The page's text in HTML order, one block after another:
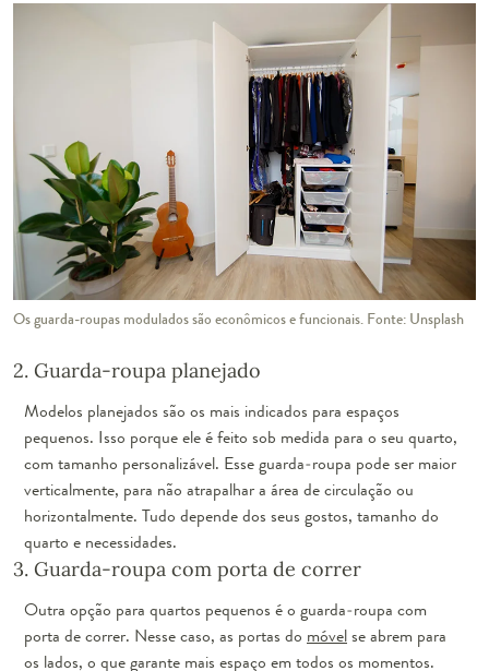
Os guarda-roupas modulados são econômicos e funcionais. Fonte: Unsplash
2. Guarda-roupa planejado
Modelos planejados são os mais indicados para espaços
pequenos. Isso porque ele é feito sob medida para o seu quarto,
com tamanho personalizável. Esse guarda-roupa pode ser maior
verticalmente, para não atrapalhar a área de circulação ou
horizontalmente. Tudo depende dos seus gostos, tamanho do
quarto e necessidades.
3. Guarda-roupa com porta de correr
Outra opção para quartos pequenos é o guarda-roupa com
porta de correr. Nesse caso, as portas do móvelse abrem para
os lados, o que garante mais espaço em todos os momentos.